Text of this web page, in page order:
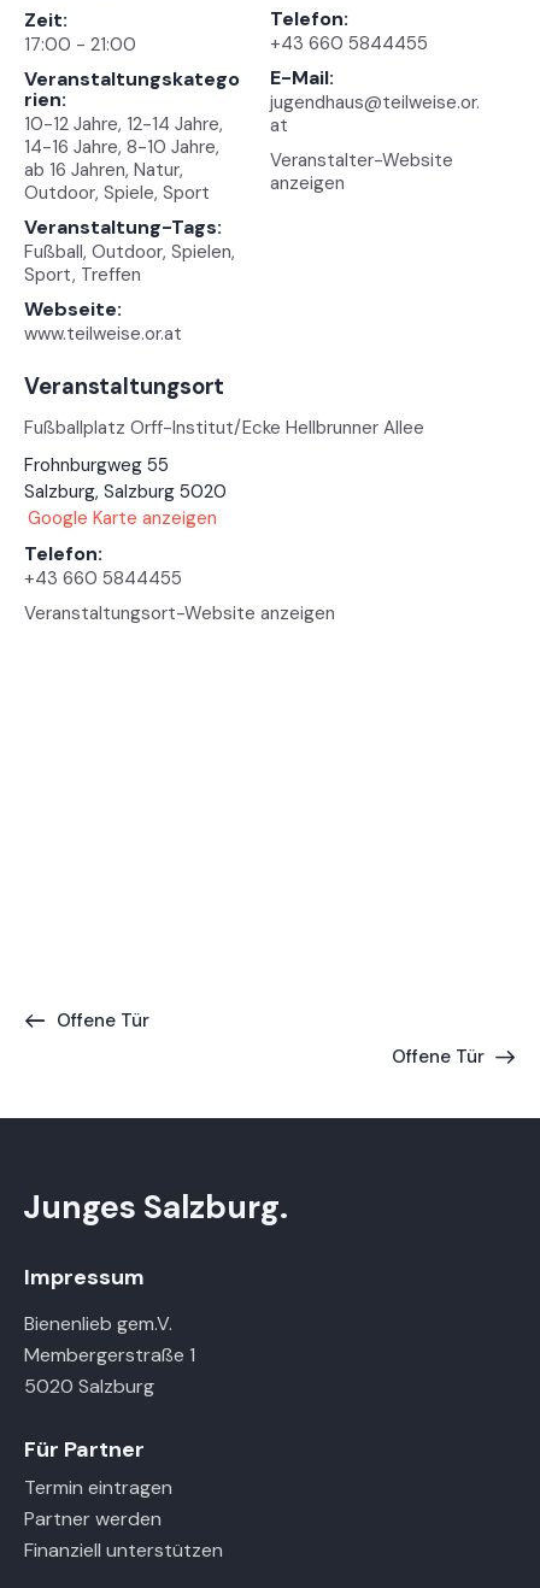
Zeit:
17:00 - 21:00
Veranstaltungskatego
rien:
10-12 Jahre, 12-14 Jahre,
14-16 Jahre, 8-10 Jahre,
ab 16 Jahren, Natur,
Outdoor, Spiele, Sport
Veranstaltung-Tags:
Fußball, Outdoor, Spielen,
Sport, Treffen
Webseite:
www.teilweise.or.at
Telefon:
+43 660 5844455
E-Mail:
jugendhaus@teilweise.or.
at
Veranstalter-Website
anzeigen
Veranstaltungsort
Fußballplatz Orff-Institut/Ecke Hellbrunner Allee
Frohnburgweg 55
Salzburg, Salzburg 5020
Google Karte anzeigen
Telefon:
+43 660 5844455
Veranstaltungsort-Website anzeigen
Offene Tür
Offene Tür
Junges Salzburg.
Impressum
Bienenlieb gem.V.
Membergerstraße 1
5020 Salzburg
Für Partner
Termin eintragen
Partner werden
Finanziell unterstützen